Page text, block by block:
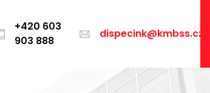
+420 603
903 888
dispecink@kmbss.cz